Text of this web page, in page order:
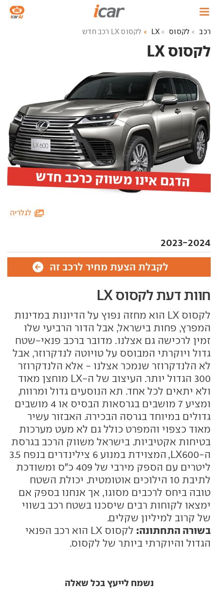
רכב לקסוס LX לקסוס LX רכב חדש
לקסוס LX ‏
2023-2024
הדגם אינו משווק כרכב חדש
לגלריה
לקבלת הצעת מחיר לרכב זה
חוות דעת לקסוס LX
לקסוס LX הוא מחזה נפוץ על הדיונות במדינות
המפרץ, פחות בישראל, אבל הדור הרביעי שלו
זמין לרכישה גם אצלנו. מדובר ברכב פנאי-שטח
גדול ויוקרתי המבוסס על טויוטה לנדקרוזר, אבל
לא הלנדקרוזר שנמכר אצלנו - אלא הלנדקרוזר
300 הגדול יותר. העיצוב של ה-LX מוחצן מאוד
ולא יתאים לכל אחד. תא הנוסעים גדול ומרווח,
ומציע 7 מושבים בגרסאות הבסיס או 4 מושבים
גדולים במיוחד בגרסה הבכירה. האבזור עשיר
מאוד כצפוי והמפרט כולל גם לא מעט מערכות
בטיחות אקטיביות. בישראל משווק הרכב בגרסת
ה-LX600, המצוידת במנוע 6 צילינדרים בנפח 3.5
ליטרים עם הספק מירבי של 409 כ"ס ומשודכת
לתיבת 10 הילוכים אוטומטית. יכולת השטח
טובה ביחס לרכבים מסוגו, אך אנחנו בספק אם
ימצאו לקוחות רבים שיסכנו בשטח רכב בשווי
של קרוב למיליון שקלים.
בשורה התחתונה:
לקסוס LX הוא רכב הפנאי
הגדול והיוקרתי ביותר של לקסוס.
נשמח לייעץ בכל שאלה